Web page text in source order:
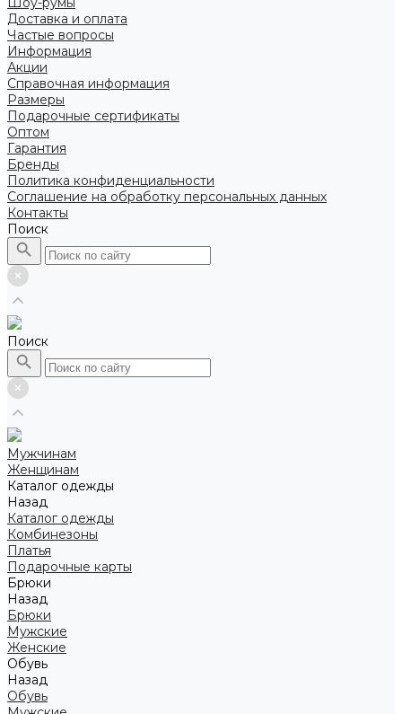
Доставка и оплата
Частые вопросы
Информация
Акции
Справочная информация
Размеры
Подарочные сертификаты
Оптом
Гарантия
Бренды
Политика конфиденциальности
Соглашение на обработку персональных данных
Контакты
Поиск
Поиск
Мужчинам
Женщинам
Каталог одежды
Назад
Каталог одежды
Комбинезоны
Платья
Подарочные карты
Брюки
Назад
Брюки
Мужские
Женские
Обувь
Назад
Обувь